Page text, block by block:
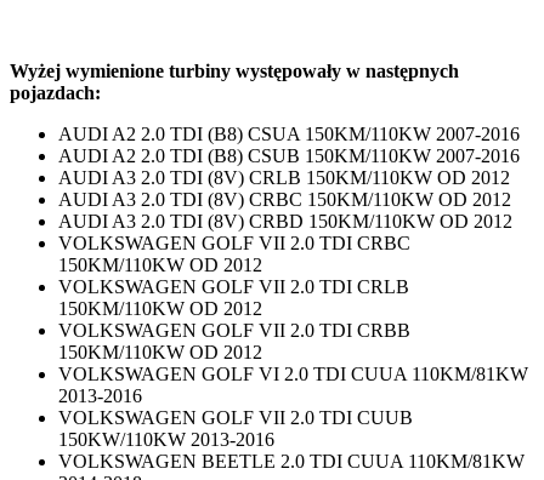
Wyżej wymienione turbiny występowały w następnych
pojazdach:
AUDI A2 2.0 TDI (B8) CSUA 150KM/110KW 2007-2016
AUDI A2 2.0 TDI (B8) CSUB 150KM/110KW 2007-2016
AUDI A3 2.0 TDI (8V) CRLB 150KM/110KW OD 2012
AUDI A3 2.0 TDI (8V) CRBC 150KM/110KW OD 2012
AUDI A3 2.0 TDI (8V) CRBD 150KM/110KW OD 2012
VOLKSWAGEN GOLF VII 2.0 TDI CRBC
150KM/110KW OD 2012
VOLKSWAGEN GOLF VII 2.0 TDI CRLB
150KM/110KW OD 2012
VOLKSWAGEN GOLF VII 2.0 TDI CRBB
150KM/110KW OD 2012
VOLKSWAGEN GOLF VI 2.0 TDI CUUA 110KM/81KW
2013-2016
VOLKSWAGEN GOLF VII 2.0 TDI CUUB
150KW/110KW 2013-2016
VOLKSWAGEN BEETLE 2.0 TDI CUUA 110KM/81KW